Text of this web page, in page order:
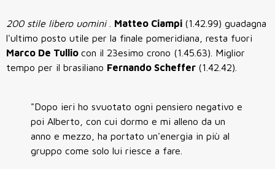
200 stile libero uomini Matteo Ciampi (1.42.99) guadagna
l'ultimo posto utile per la finale pomeridiana, resta fuori
Marco De Tullio con il 23esimo crono (1.45.63). Miglior
tempo per il brasiliano Fernando Scheffer (1.42.42).
"Dopo ieri ho svuotato ogni pensiero negativo e
poi Alberto, con cui dormo e mi alleno da un
anno e mezzo, ha portato un'energia in più al
gruppo come solo lui riesce a fare.